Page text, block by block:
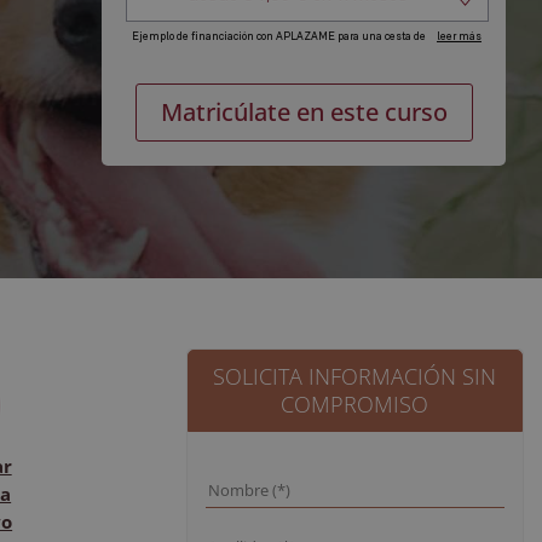
en
canina
cantidad
Matricúlate en este curso
SOLICITA INFORMACIÓN SIN
COMPROMISO